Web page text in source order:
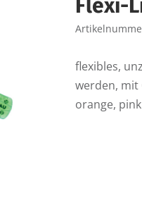
Flexi-
flexibles,
werden, mit
orange, pink